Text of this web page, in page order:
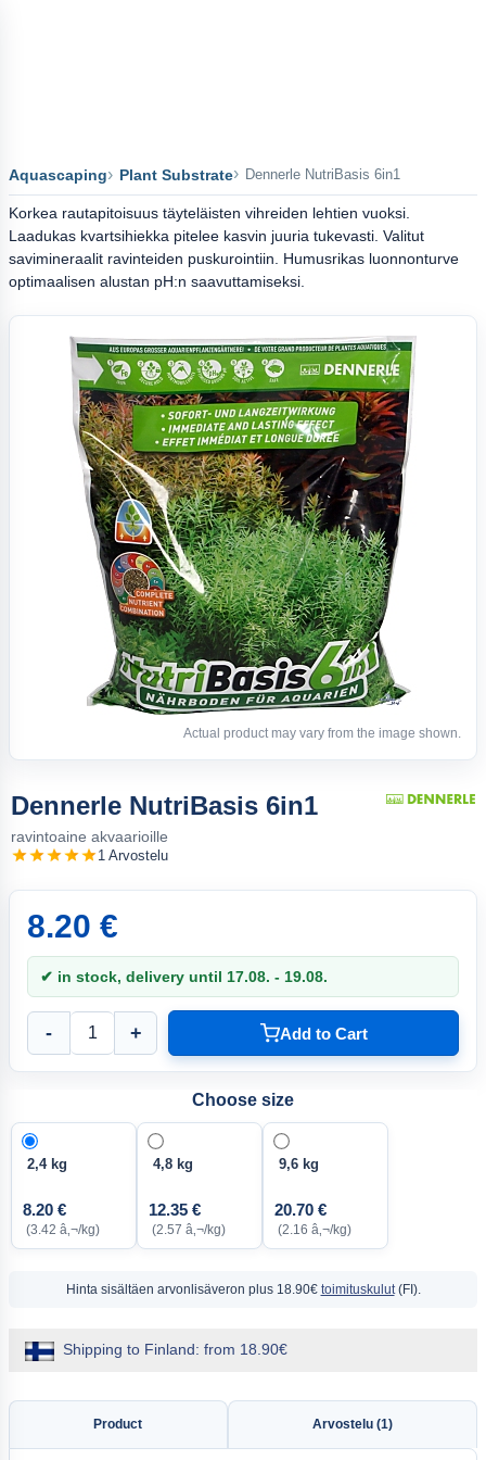
Aquascaping Plant Substrate Dennerle NutriBasis 6in1
Korkea rautapitoisuus täyteläisten vihreiden lehtien vuoksi.
Laadukas kvartsihiekka pitelee kasvin juuria tukevasti. Valitut
savimineraalit ravinteiden puskurointiin. Humusrikas luonnonturve
optimaalisen alustan pH:n saavuttamiseksi.
Actual product may vary from the image shown.
Dennerle NutriBasis 6in1
ravintoaine akvaarioille
1 Arvostelu
8.20 €
✔ in stock, delivery until 17.08. - 19.08.
- + Add to Cart
Choose size
2,4 kg
8.20 €
(3.42 â‚¬/kg)
4,8 kg
12.35 €
(2.57 â‚¬/kg)
9,6 kg
20.70 €
(2.16 â‚¬/kg)
Hinta sisältäen arvonlisäveron plus 18.90€ toimituskulut(FI).
Shipping to Finland: from 18.90€
Product Arvostelu (1)